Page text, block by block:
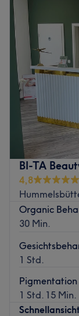
BI-TA
4,8
Organic
30 Min.
1 Std.
1 Std. 15 Min.